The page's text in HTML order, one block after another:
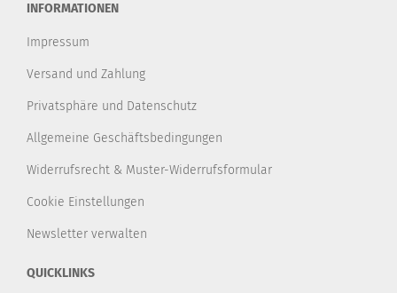
INFORMATIONEN
Impressum
Versand und Zahlung
Privatsphäre und Datenschutz
Allgemeine Geschäftsbedingungen
Widerrufsrecht & Muster-Widerrufsformular
Cookie Einstellungen
Newsletter verwalten
QUICKLINKS